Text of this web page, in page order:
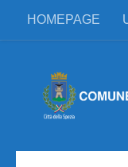
Salta al
HOMEPAGE